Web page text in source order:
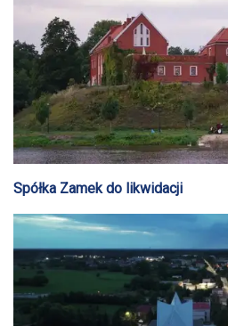
Spółka Zamek do likwidacji